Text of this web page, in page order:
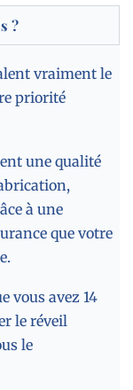
?
vraiment le
priorité
une qualité
à une
que votre
vous avez 14
le réveil
le